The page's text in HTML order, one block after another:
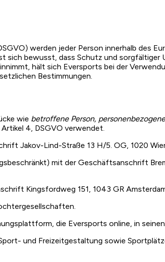
werden jeder Person innerhalb des
sich bewusst, dass Schutz und sorgfältiger
hält sich Eversports bei der
Bestimmungen.
wie betroffene Person,
4, DSGVO verwendet.
Jakov-Lind-Straße 13 H/5. OG, 1020
mit der Geschäftsanschrift
Kingsfordweg 151, 1043 GR
die Eversports online, in
und Freizeitgestaltung sowie